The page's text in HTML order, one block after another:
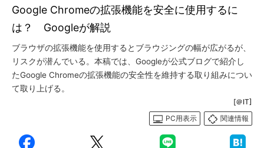
Google Chromeの拡張機能を安全に使用するに
は？ Googleが解説
ブラウザの拡張機能を使用するとブラウジングの幅が広がるが、
リスクが潜んでいる。本稿では、Googleが公式ブログで紹介し
たGoogle Chromeの拡張機能の安全性を維持する取り組みについ
て取り上げる。
[＠IT]
PC用表示
関連情報